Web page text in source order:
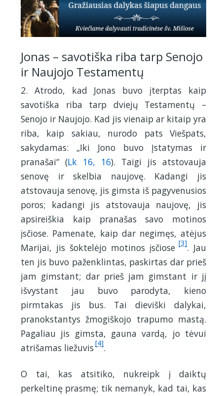
Jonas – savotiška riba tarp Senojo
ir Naujojo Testamentų
2. Atrodo, kad Jonas buvo įterptas kaip
savotiška riba tarp dviejų Testamentų –
Senojo ir Naujojo. Kad jis vienaip ar kitaip yra
riba, kaip sakiau, nurodo pats Viešpats,
sakydamas: „Iki Jono buvo Įstatymas ir
pranašai“ (Lk 16, 16). Taigi jis atstovauja
senovę ir skelbia naujovę. Kadangi jis
atstovauja senovę, jis gimsta iš pagyvenusios
poros; kadangi jis atstovauja naujovę, jis
apsireiškia kaip pranašas savo motinos
įsčiose. Pamenate, kaip dar negimęs, atėjus
Marijai, jis šoktelėjo motinos įsčiose [3]. Jau
ten jis buvo paženklintas, paskirtas dar prieš
jam gimstant; dar prieš jam gimstant ir jį
išvystant jau buvo parodyta, kieno
pirmtakas jis bus. Tai dieviški dalykai,
pranokstantys žmogiškojo trapumo mastą.
Pagaliau jis gimsta, gauna vardą, jo tėvui
atrišamas liežuvis [4].
O tai, kas atsitiko, nukreipk į daiktų
perkeltinę prasmę; tik nemanyk, kad tai, kas